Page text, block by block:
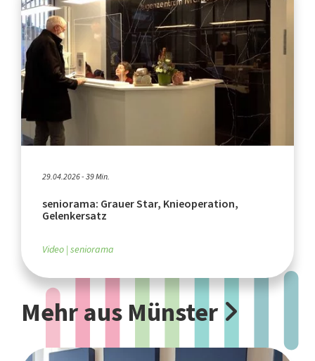
29.04.2026 - 39 Min.
seniorama: Grauer Star, Knieoperation,
Gelenkersatz
Video seniorama
Mehr aus Münster